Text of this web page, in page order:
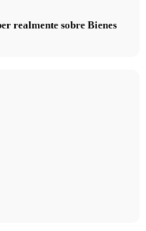
realmente sobre Bienes